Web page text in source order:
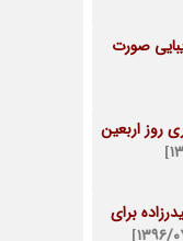
صورت
روز اربعین
برای